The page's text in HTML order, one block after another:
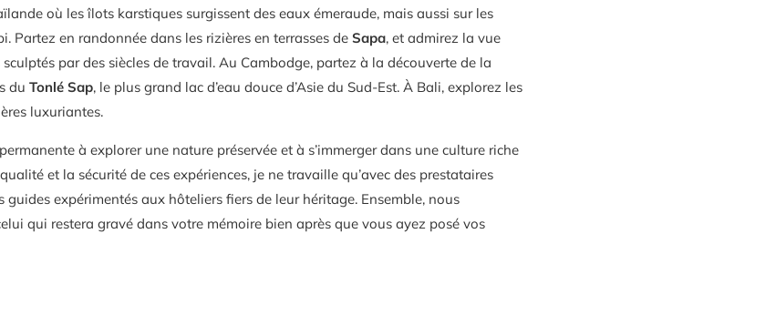
où les îlots karstiques surgissent des eaux émeraude, mais aussi sur les
Partez en randonnée dans les rizières en terrasses de Sapa, et admirez la vue
par des siècles de travail. Au Cambodge, partez à la découverte de la
du Tonlé Sap, le plus grand lac d’eau douce d’Asie du Sud-Est. À Bali, explorez les
luxuriantes.
à explorer une nature préservée et à s’immerger dans une culture riche
et la sécurité de ces expériences, je ne travaille qu’avec des prestataires
guides expérimentés aux hôteliers fiers de leur héritage. Ensemble, nous
qui restera gravé dans votre mémoire bien après que vous ayez posé vos